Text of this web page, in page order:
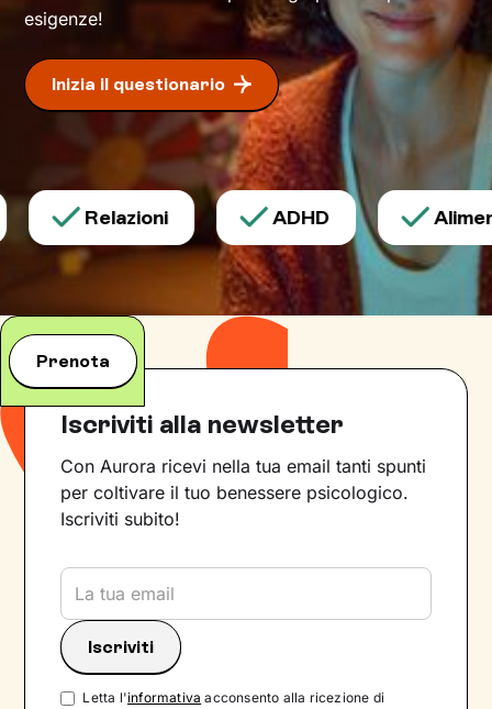
esigenze!
Inizia il questionario
Relazioni ADHD
Prenota
Iscriviti alla newsletter
Con Aurora ricevi nella tua email tanti spunti
per coltivare il tuo benessere psicologico.
Iscriviti subito!
Letta l'informativa acconsento alla ricezione di